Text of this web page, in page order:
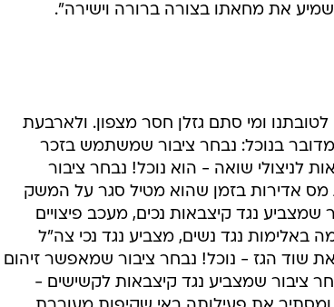
את מחאתו בצורה ברורה וישירה".
ומי סתם גזלן חסר מצפון. ולארבעת
בנוכל: נבחר ציבור שמשתמש בזכר
לניצולי שואה - הוא נוכל! נבחר ציבור
אדירות בזמן שהוא מטיל סגר על המשק
שמצביע נגד קיצבאות נכים, מעכב פיצויים
באלימות נגד נשים, מצביע נגד נכי צה"ל
שוד הגז - נוכל! נבחר ציבור שמאפשר זיהום
ציבור שמצביע נגד קיצבאות לקשישים -